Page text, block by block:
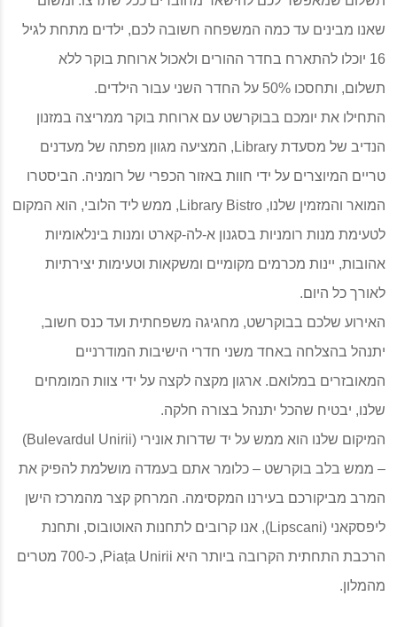
שאנו מבינים עד כמה המשפחה חשובה לכם, ילדים מתחת לגיל
16 יוכלו להתארח בחדר ההורים ולאכול ארוחת בוקר ללא
תשלום, ותחסכו 50% על החדר השני עבור הילדים.
התחילו את יומכם בבוקרשט עם ארוחת בוקר ממריצה במזנון
הנדיב של מסעדת Library, המציעה מגוון מפתה של מעדנים
טריים המיוצרים על ידי חוות באזור הכפרי של רומניה. הביסטרו
המואר והמזמין שלנו, Library Bistro, ממש ליד הלובי, הוא המקום
לטעימת מנות רומניות בסגנון א-לה-קארט ומנות בינלאומיות
אהובות, יינות מכרמים מקומיים ומשקאות וטעימות יצירתיות
לאורך כל היום.
האירוע שלכם בבוקרשט, מחגיגה משפחתית ועד כנס חשוב,
יתנהל בהצלחה באחד משני חדרי הישיבות המודרניים
המאובזרים במלואם. ארגון מקצה לקצה על ידי צוות המומחים
שלנו, יבטיח שהכל יתנהל בצורה חלקה.
המיקום שלנו הוא ממש על יד שדרות אונירי (Bulevardul Unirii)
– ממש בלב בוקרשט – כלומר אתם בעמדה מושלמת להפיק את
המרב מביקורכם בעירנו המקסימה. המרחק קצר מהמרכז הישן
ליפסקאני (Lipscani), אנו קרובים לתחנות האוטובוס, ותחנת
הרכבת התחתית הקרובה ביותר היא Piața Unirii, כ-700 מטרים
מהמלון.